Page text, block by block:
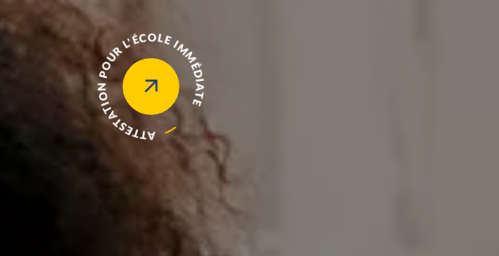
ATTESTATION POUR L'ÉCOLE IMMÉDIATE